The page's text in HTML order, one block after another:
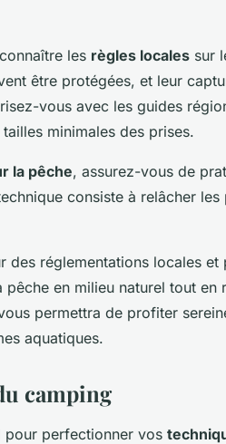
les règles locales sur
être protégées, et leur
vous avec les guides
minimales des prises.
la pêche, assurez-vous de
consiste à relâcher
des réglementations locales et
en milieu naturel tout en
permettra de profiter
aquatiques.
camping
perfectionner vos